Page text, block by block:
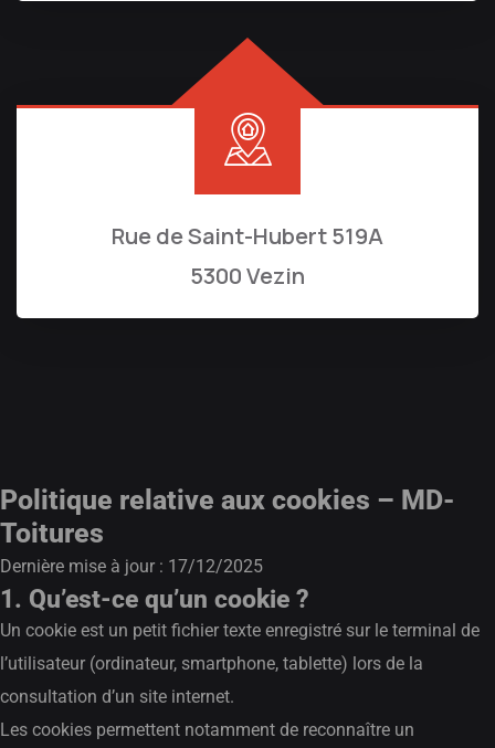
Rue de Saint-Hubert 519A
5300 Vezin
Politique relative aux cookies – MD-
Toitures
Dernière mise à jour : 17/12/2025
1. Qu’est-ce qu’un cookie ?
Un cookie est un petit fichier texte enregistré sur le terminal de
l’utilisateur (ordinateur, smartphone, tablette) lors de la
consultation d’un site internet.
Les cookies permettent notamment de reconnaître un